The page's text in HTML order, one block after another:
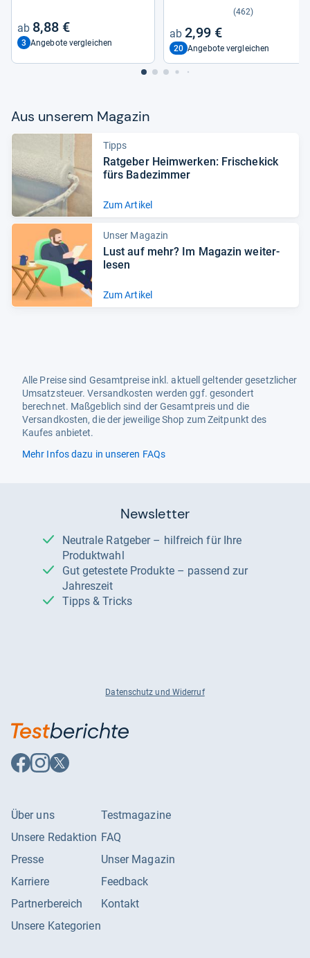
8,88 €
3 Angebote vergleichen
Kon­struk­tion Pfos­ten
(462)
2,99 €
20 Angebote vergleichen
Aus unse­rem Maga­zin
Tipps
Rat­ge­ber Heim­wer­ken: Fri­sche­kick
fürs Bade­zim­mer
Zum Artikel
Unser Magazin
Lust auf mehr? Im Maga­zin wei­ter­
le­sen
Zum Artikel
Alle Preise sind Gesamtpreise inkl. aktuell geltender gesetzlicher
Umsatzsteuer. Versandkosten werden ggf. gesondert
berechnet. Maßgeblich sind der Gesamtpreis und die
Versandkosten, die der jeweilige Shop zum Zeitpunkt des
Kaufes anbietet.
Mehr Infos dazu in unseren FAQs
Newsletter
Neutrale Ratgeber – hilfreich für Ihre
Produktwahl
Gut getestete Produkte – passend zur
Jahreszeit
Tipps & Tricks
Datenschutz und Widerruf
Auf
Facebook
Auf
Instagram
Auf
X
Über uns
Unsere Redaktion
Presse
Karriere
Partnerbereich
Unsere Kategorien
Testmagazine
FAQ
Unser Magazin
Feedback
Kontakt